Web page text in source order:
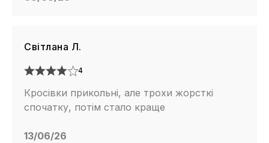
Світлана Л.
4
Кросівки прикольні, але трохи жорсткі
спочатку, потім стало краще
13/06/26